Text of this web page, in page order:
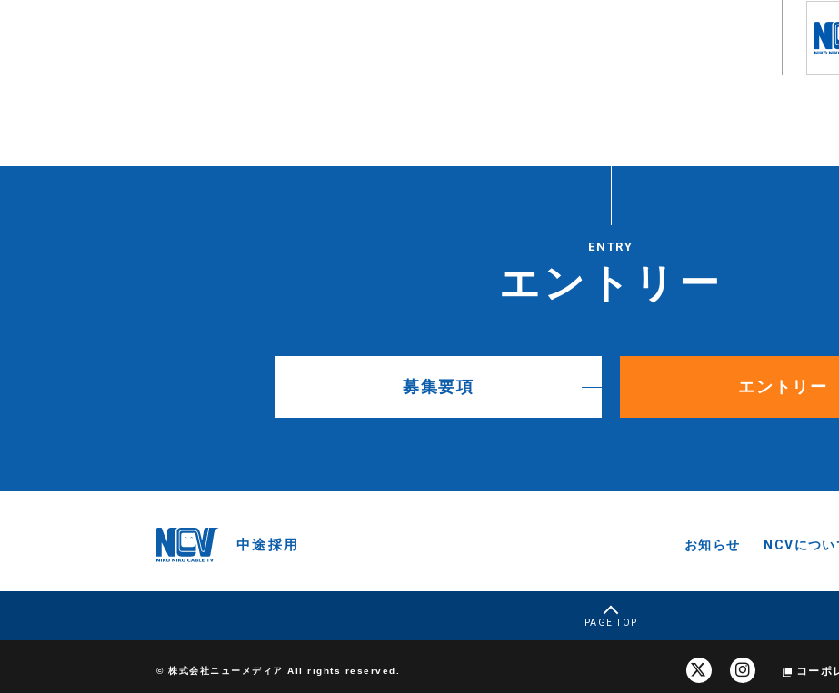
ENTRY
エントリー
募集要項 エントリー
中途採用 お知らせ NCVについ
PAGE TOP
© 株式会社ニューメディア All rights reserved. コーポ